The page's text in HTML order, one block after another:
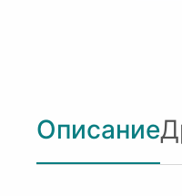
Описание